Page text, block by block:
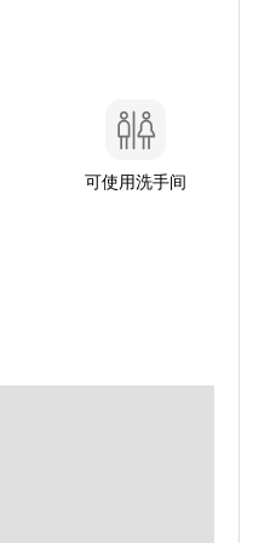
可使用洗手间